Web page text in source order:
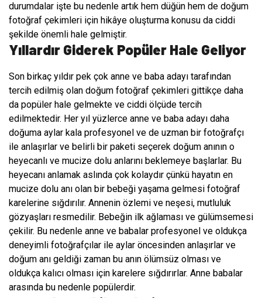
durumdalar işte bu nedenle artık hem düğün hem de doğum
fotoğraf çekimleri için hikâye oluşturma konusu da ciddi
şekilde önemli hale gelmiştir.
Yıllardır Giderek Popüler Hale Geliyor
Son birkaç yıldır pek çok anne ve baba adayı tarafından
tercih edilmiş olan doğum fotoğraf çekimleri gittikçe daha
da popüler hale gelmekte ve ciddi ölçüde tercih
edilmektedir. Her yıl yüzlerce anne ve baba adayı daha
doğuma aylar kala profesyonel ve de uzman bir fotoğrafçı
ile anlaşırlar ve belirli bir paketi seçerek doğum anının o
heyecanlı ve mucize dolu anlarını beklemeye başlarlar. Bu
heyecanı anlamak aslında çok kolaydır çünkü hayatın en
mucize dolu anı olan bir bebeği yaşama gelmesi fotoğraf
karelerine sığdırılır. Annenin özlemi ve neşesi, mutluluk
gözyaşları resmedilir. Bebeğin ilk ağlaması ve gülümsemesi
çekilir. Bu nedenle anne ve babalar profesyonel ve oldukça
deneyimli fotoğrafçılar ile aylar öncesinden anlaşırlar ve
doğum anı geldiği zaman bu anın ölümsüz olması ve
oldukça kalıcı olması için karelere sığdırırlar. Anne babalar
arasında bu nedenle popülerdir.